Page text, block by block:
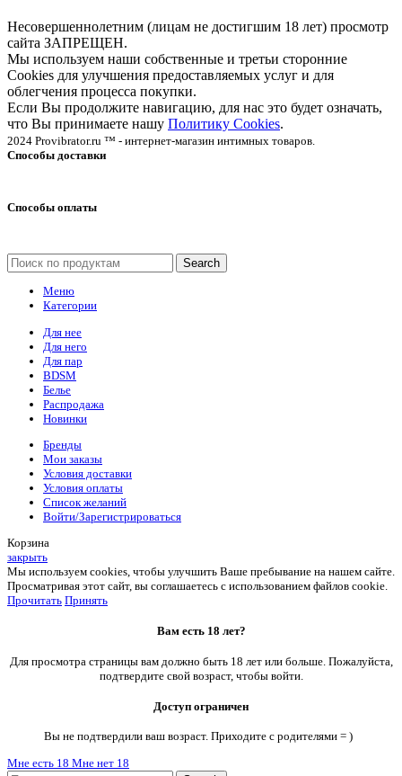
Несовершеннолетним (лицам не достигшим 18 лет) просмотр
сайта ЗАПРЕЩЕН.
Мы используем наши собственные и третьи сторонние
Cookies для улучшения предоставляемых услуг и для
облегчения процесса покупки.
Если Вы продолжите навигацию, для нас это будет означать,
что Вы принимаете нашу Политику Cookies.
2024 Provibrator.ru ™ - интернет-магазин интимных товаров.
Способы доставки
Способы оплаты
Search
Меню
Категории
Для нее
Для него
Для пар
BDSM
Белье
Распродажа
Новинки
Бренды
Мои заказы
Условия доставки
Условия оплаты
Список желаний
Войти/Зарегистрироваться
Корзина
закрыть
Мы используем cookies, чтобы улучшить Ваше пребывание на нашем сайте.
Просматривая этот сайт, вы соглашаетесь с использованием файлов cookie.
Прочитать Принять
Вам есть 18 лет?
Для просмотра страницы вам должно быть 18 лет или больше. Пожалуйста,
подтвердите свой возраст, чтобы войти.
Доступ ограничен
Вы не подтвердили ваш возраст. Приходите с родителями = )
Мне есть 18 Мне нет 18